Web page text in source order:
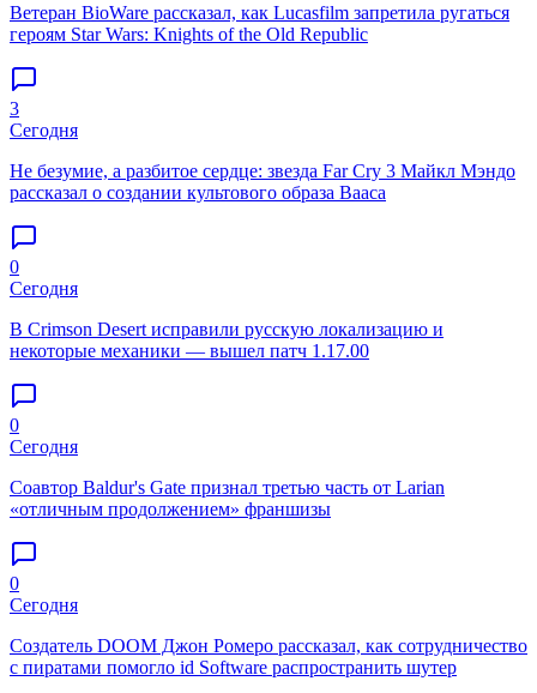
Ветеран BioWare рассказал, как Lucasfilm запретила ругаться
героям Star Wars: Knights of the Old Republic
3
Сегодня
Не безумие, а разбитое сердце: звезда Far Cry 3 Майкл Мэндо
рассказал о создании культового образа Вааса
0
Сегодня
В Crimson Desert исправили русскую локализацию и
некоторые механики — вышел патч 1.17.00
0
Сегодня
Соавтор Baldur's Gate признал третью часть от Larian
«отличным продолжением» франшизы
0
Сегодня
Создатель DOOM Джон Ромеро рассказал, как сотрудничество
с пиратами помогло id Software распространить шутер